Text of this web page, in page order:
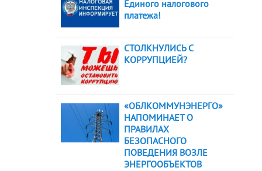
Единого налогового
платежа!
СТОЛКНУЛИСЬ С
КОРРУПЦИЕЙ?
«ОБЛКОММУНЭНЕРГО»
НАПОМИНАЕТ О
ПРАВИЛАХ
БЕЗОПАСНОГО
ПОВЕДЕНИЯ ВОЗЛЕ
ЭНЕРГООБЪЕКТОВ